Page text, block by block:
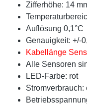
Zifferhöhe: 14
Auflösung 0,1°C
Genauigkeit: +/-
Kabellänge
Alle Sensoren
LED-Farbe: rot
Stromverbrauch: